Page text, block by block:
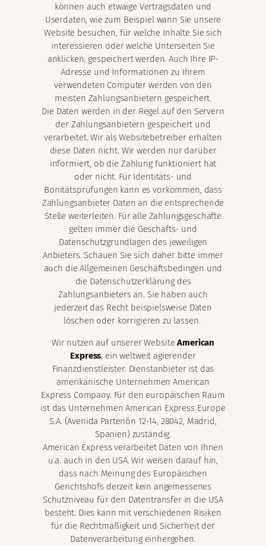
können auch etwaige Vertragsdaten und
Userdaten, wie zum Beispiel wann Sie unsere
Website besuchen, für welche Inhalte Sie sich
interessieren oder welche Unterseiten Sie
anklicken, gespeichert werden. Auch Ihre IP-
Adresse und Informationen zu Ihrem
verwendeten Computer werden von den
meisten Zahlungsanbietern gespeichert.
Die Daten werden in der Regel auf den Servern
der Zahlungsanbietern gespeichert und
verarbeitet. Wir als Websitebetreiber erhalten
diese Daten nicht. Wir werden nur darüber
informiert, ob die Zahlung funktioniert hat
oder nicht. Für Identitäts- und
Bonitätsprüfungen kann es vorkommen, dass
Zahlungsanbieter Daten an die entsprechende
Stelle weiterleiten. Für alle Zahlungsgeschäfte
gelten immer die Geschäfts- und
Datenschutzgrundlagen des jeweiligen
Anbieters. Schauen Sie sich daher bitte immer
auch die Allgemeinen Geschäftsbedingen und
die Datenschutzerklärung des
Zahlungsanbieters an. Sie haben auch
jederzeit das Recht beispielsweise Daten
löschen oder korrigieren zu lassen.
Wir nutzen auf unserer WebsiteAmerican
Express, ein weltweit agierender
Finanzdienstleister. Dienstanbieter ist das
amerikanische Unternehmen American
Express Company. Für den europäischen Raum
ist das Unternehmen American Express Europe
S.A. (Avenida Partenón 12-14, 28042, Madrid,
Spanien) zuständig.
American Express verarbeitet Daten von Ihnen
u.a. auch in den USA. Wir weisen darauf hin,
dass nach Meinung des Europäischen
Gerichtshofs derzeit kein angemessenes
Schutzniveau für den Datentransfer in die USA
besteht. Dies kann mit verschiedenen Risiken
für die Rechtmäßigkeit und Sicherheit der
Datenverarbeitung einhergehen.